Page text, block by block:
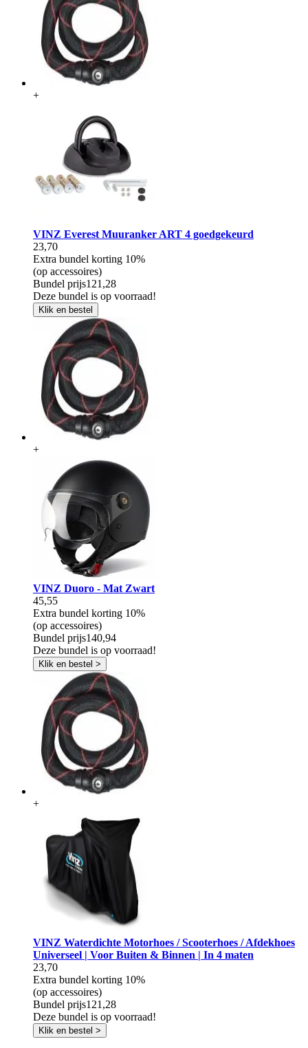
+
VINZ Everest Muuranker ART 4 goedgekeurd
23,70
Extra bundel korting 10%
(op accessoires)
Bundel prijs121,28
Deze bundel is op voorraad!
Klik en bestel
+
VINZ Duoro - Mat Zwart
45,55
Extra bundel korting 10%
(op accessoires)
Bundel prijs140,94
Deze bundel is op voorraad!
Klik en bestel >
+
VINZ Waterdichte Motorhoes / Scooterhoes / Afdekhoes
Universeel | Voor Buiten & Binnen | In 4 maten
23,70
Extra bundel korting 10%
(op accessoires)
Bundel prijs121,28
Deze bundel is op voorraad!
Klik en bestel >